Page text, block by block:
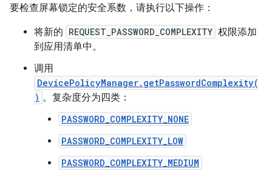
要检查屏幕锁定的安全系数，请执行以下操作：
将新的 REQUEST_PASSWORD_COMPLEXITY 权限添加
到应用清单中。
调用
DevicePolicyManager.getPasswordComplexity(
) 。复杂度分为四类：
PASSWORD_COMPLEXITY_NONE
PASSWORD_COMPLEXITY_LOW
PASSWORD_COMPLEXITY_MEDIUM